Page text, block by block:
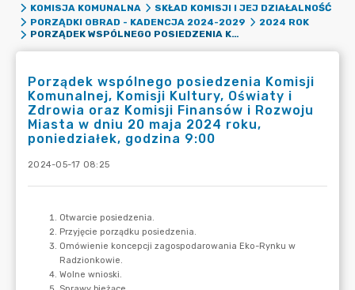
KOMISJA KOMUNALNA
SKŁAD KOMISJI I JEJ DZIAŁALNOŚĆ
PORZĄDKI OBRAD - KADENCJA 2024-2029
2024 ROK
PORZĄDEK WSPÓLNEGO POSIEDZENIA KOMISJI KOMUNALNEJ, KOMISJI KULTURY, OŚWIATY I ZDROWIA ORAZ KOMISJI FINANSÓW I ROZWOJU MIASTA W DNIU 20 MAJA 2024 ROKU, PONIEDZIAŁEK, GODZINA 9:00
Porządek wspólnego posiedzenia Komisji
Komunalnej, Komisji Kultury, Oświaty i
Zdrowia oraz Komisji Finansów i Rozwoju
Miasta w dniu 20 maja 2024 roku,
poniedziałek, godzina 9:00
2024-05-17 08:25